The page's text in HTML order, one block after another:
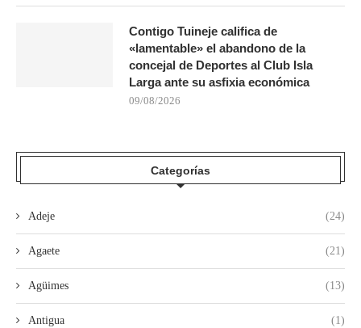
Contigo Tuineje califica de
«lamentable» el abandono de la
concejal de Deportes al Club Isla
Larga ante su asfixia económica
09/08/2026
Categorías
Adeje (24)
Agaete (21)
Agüimes (13)
Antigua (1)